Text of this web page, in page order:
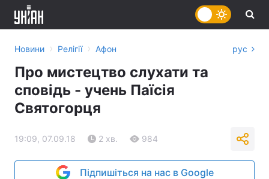
Новини › Релігії › Афон рус
Про мистецтво слухати та
сповідь - учень Паїсія
Святогорця
19:09, 07.09.18 2 хв. 984
Підпишіться на нас в Google